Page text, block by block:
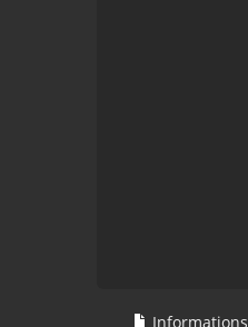
Informations